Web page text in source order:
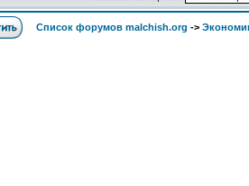
Список форумов malchish.org ->